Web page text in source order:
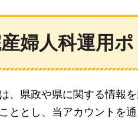
婦人科運用
、県政や県に関する情報
ととし、当アカウントを